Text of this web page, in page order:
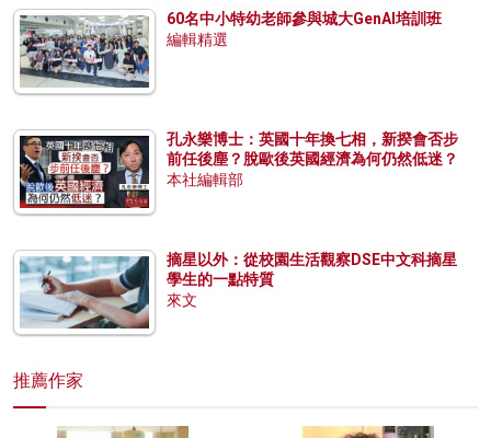
60名中小特幼老師參與城大GenAI培訓班
編輯精選
孔永樂博士：英國十年換七相，新揆會否步
前任後塵？脫歐後英國經濟為何仍然低迷？
本社編輯部
摘星以外：從校園生活觀察DSE中文科摘星
學生的一點特質
來文
推薦作家